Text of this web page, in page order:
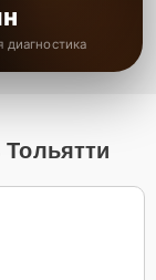
диагностика